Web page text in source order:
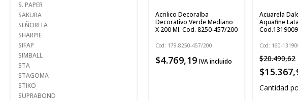
S. PAPER
SAKURA
SEÑORITA
SHARPIE
SIFAP
SIMBALL
STA
STAGOMA
STIKO
SUPRABOND
Acrilico Decoralba
Decorativo Verde Mediano
X 200 Ml. Cod. 8250-457/200
Cod: 179-8250-457/200
$4.769,19 IVA incluido
Acuarela
Aquafine
Cod: 160-
$20.490,62
Cantidad